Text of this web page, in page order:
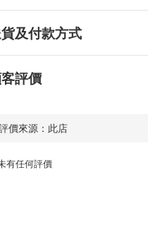
及付款方式
評價
有任何評價